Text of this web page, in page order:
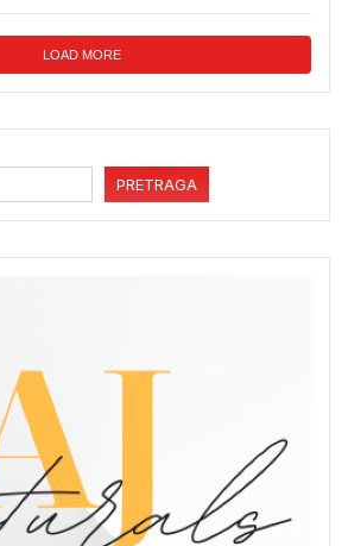
LOAD MORE
PRETRAGA